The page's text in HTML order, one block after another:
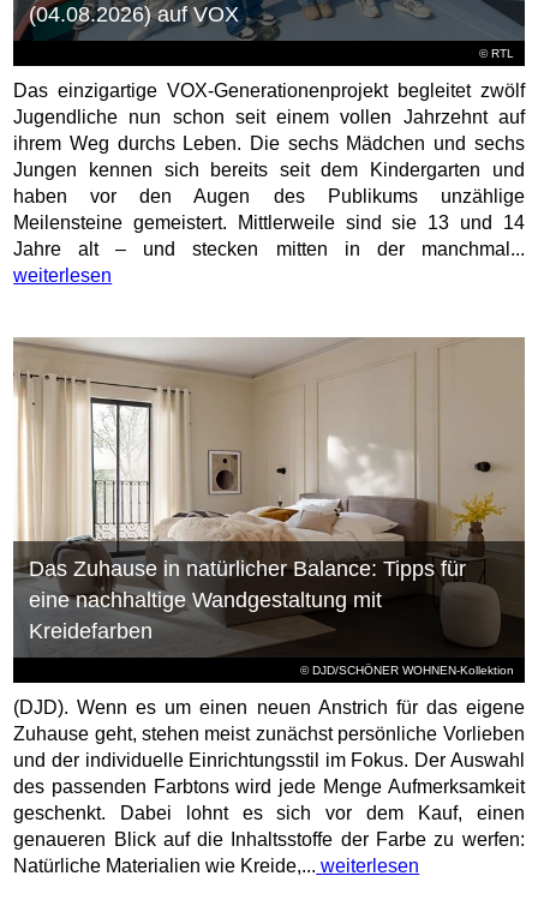
©RTL
(04.08.2026) auf VOX
Das einzigartige VOX-Generationenprojekt begleitet zwölf
Jugendliche nun schon seit einem vollen Jahrzehnt auf
ihrem Weg durchs Leben. Die sechs Mädchen und sechs
Jungen kennen sich bereits seit dem Kindergarten und
haben vor den Augen des Publikums unzählige
Meilensteine gemeistert. Mittlerweile sind sie 13 und 14
Jahre alt – und stecken mitten in der manchmal...
weiterlesen
© DJD/SCHÖNER WOHNEN-Kollektion
Das Zuhause in natürlicher Balance: Tipps für
eine nachhaltige Wandgestaltung mit
Kreidefarben
(DJD). Wenn es um einen neuen Anstrich für das eigene
Zuhause geht, stehen meist zunächst persönliche Vorlieben
und der individuelle Einrichtungsstil im Fokus. Der Auswahl
des passenden Farbtons wird jede Menge Aufmerksamkeit
geschenkt. Dabei lohnt es sich vor dem Kauf, einen
genaueren Blick auf die Inhaltsstoffe der Farbe zu werfen:
Natürliche Materialien wie Kreide,... weiterlesen